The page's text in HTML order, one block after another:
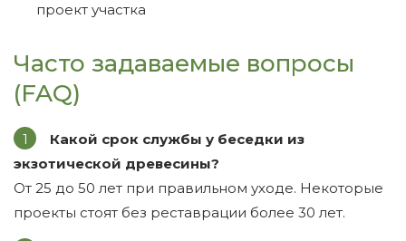
проект участка
Часто задаваемые вопросы
(FAQ)
Какой срок службы у беседки из
экзотической древесины?
От 25 до 50 лет при правильном уходе. Некоторые
проекты стоят без реставрации более 30 лет.